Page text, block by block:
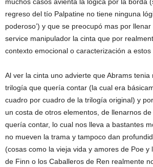
regreso del tío Palpatine no tiene ninguna
poderoso’) y que se preocupó mas por
service manipulador la cinta que por
contexto emocional o caracterización a estos
Al ver la cinta uno advierte que Abrams tenia
trilogía que quería contar (la cual era
cuadro por cuadro de la trilogía original) y
un costa de otros elementos, de llenarnos
quería contar, lo cual nos lleva a bastantes
no mueven la trama y tampoco dan
(cosas como la vieja vida y amores de Poe y
de Finn o los Caballeros de Ren realmente